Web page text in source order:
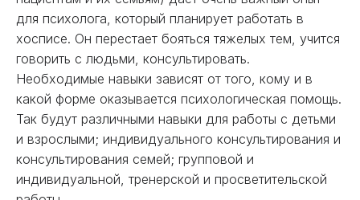
для психолога, который планирует работать в
хосписе. Он перестает бояться тяжелых тем, учится
говорить с людьми, консультировать.
Необходимые навыки зависят от того, кому и в
какой форме оказывается психологическая помощь.
Так будут различными навыки для работы с детьми
и взрослыми; индивидуального консультирования и
консультирования семей; групповой и
индивидуальной, тренерской и просветительской